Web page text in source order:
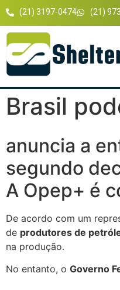
(21) 3197-0474 (21)
Brasil
anuncia a
segundo
A Opep+ é
De acordo com um
de produtores de
na produção.
No entanto, o Governo